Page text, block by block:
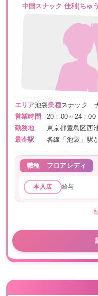
中国スナック 佳利(ちゅ
エリア池袋業種スナック
営業時間
20：00～24：00
勤務地
東京都豊島区西
最寄駅
各線「池袋」駅
職種 フロアレディ
本入店 給与